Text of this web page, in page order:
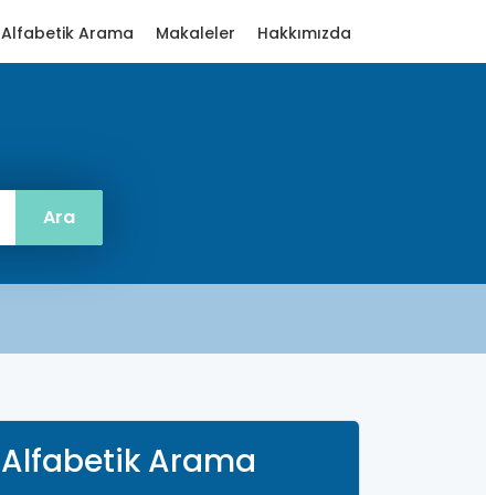
Alfabetik Arama Makaleler Hakkımızda
Alfabetik Arama